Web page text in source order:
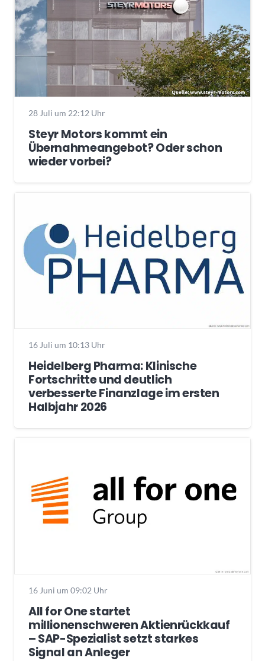
28 Juli um 22:12 Uhr
Steyr Motors kommt ein
Übernahmeangebot? Oder schon
wieder vorbei?
16 Juli um 10:13 Uhr
Heidelberg Pharma: Klinische
Fortschritte und deutlich
verbesserte Finanzlage im ersten
Halbjahr 2026
16 Juni um 09:02 Uhr
All for One startet
millionenschweren Aktienrückkauf
– SAP-Spezialist setzt starkes
Signal an Anleger